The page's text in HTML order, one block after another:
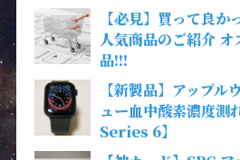
【必見】買って良か
人気商品のご紹介
品!!!
【新製品】アップ
ュー血中酸素濃度
Series 6】